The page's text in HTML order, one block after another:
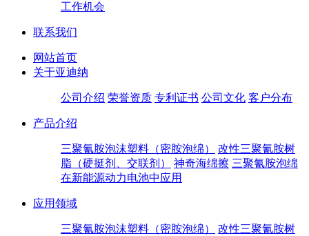
工作机会
联系我们
网站首页
关于亚迪纳
公司介绍 荣誉资质 专利证书 公司文化 客户分布
产品介绍
三聚氰胺泡沫塑料（密胺泡绵）
改性三聚氰胺树
脂（硬挺剂、交联剂）
神奇海绵擦 三聚氰胺泡绵
在新能源动力电池中应用
应用领域
三聚氰胺泡沫塑料（密胺泡绵）
改性三聚氰胺树